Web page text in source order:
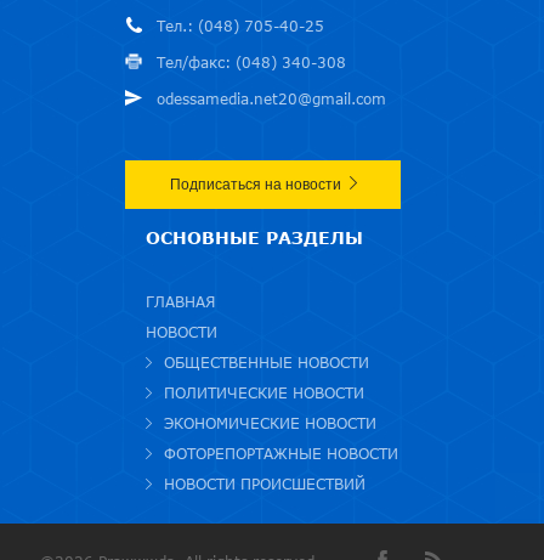
Тел.: (048) 705-40-25
Тел/факс: (048) 340-308
odessamedia.net20@gmail.com
Подписаться на новости
ОСНОВНЫЕ РАЗДЕЛЫ
ГЛАВНАЯ
НОВОСТИ
ОБЩЕСТВЕННЫЕ НОВОСТИ
ПОЛИТИЧЕСКИЕ НОВОСТИ
ЭКОНОМИЧЕСКИЕ НОВОСТИ
ФОТОРЕПОРТАЖНЫЕ НОВОСТИ
НОВОСТИ ПРОИСШЕСТВИЙ